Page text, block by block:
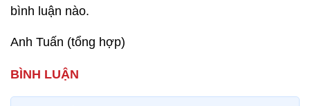
bình luận nào.
Anh Tuấn (tổng hợp)